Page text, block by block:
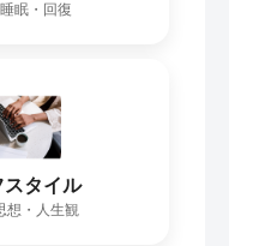
眠・回復
スタイル
想・人生観